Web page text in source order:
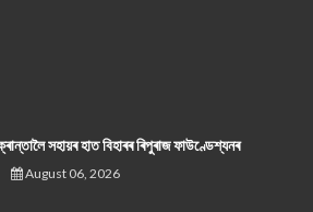
সহায়ৰ হাত বিহাৰৰ ৰিপুৰাজ ফাউণ্ডেশ্যনৰ
August 06, 2026